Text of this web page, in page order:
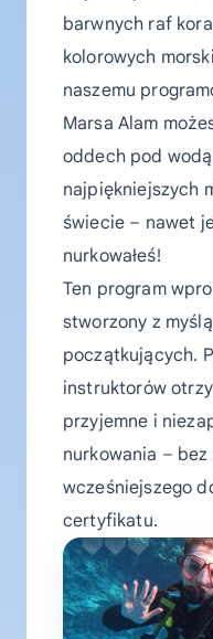
barwnych raf
kolorowych
naszemu
Marsa Alam
oddech pod
najpiękniejszych
świecie – nawet
nurkowałeś!
Ten program
stworzony z
początkujących.
instruktorów
przyjemne i
nurkowania – bez
wcześniejszego
certyfikatu.